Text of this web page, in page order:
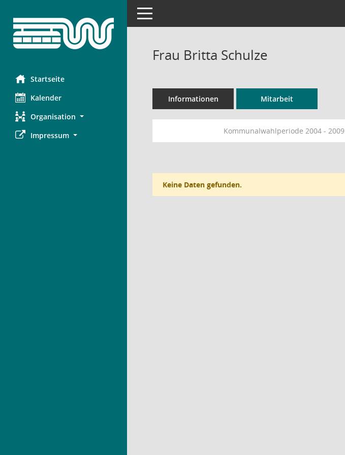
Startseite
Kalender
Organisation
Impressum
Toggle navigation
Frau Britta Schulze
Informationen Mitarbeit
Kommunalwahlperiode 2004 - 2009
Keine Daten gefunden.